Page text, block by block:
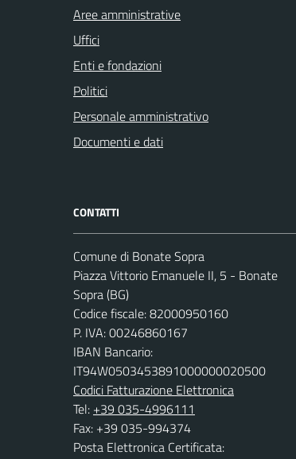
Aree amministrative
Uffici
Enti e fondazioni
Politici
Personale amministrativo
Documenti e dati
CONTATTI
Comune di Bonate Sopra
Piazza Vittorio Emanuele II, 5 - Bonate
Sopra (BG)
Codice fiscale: 82000950160
P. IVA: 00246860167
IBAN Bancario:
IT94W0503453891000000020500
Codici Fatturazione Elettronica
Tel: +39 035-4996111
Fax: +39 035-994374
Posta Elettronica Certificata: